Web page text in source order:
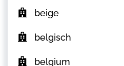
beige
belgisch
belgium